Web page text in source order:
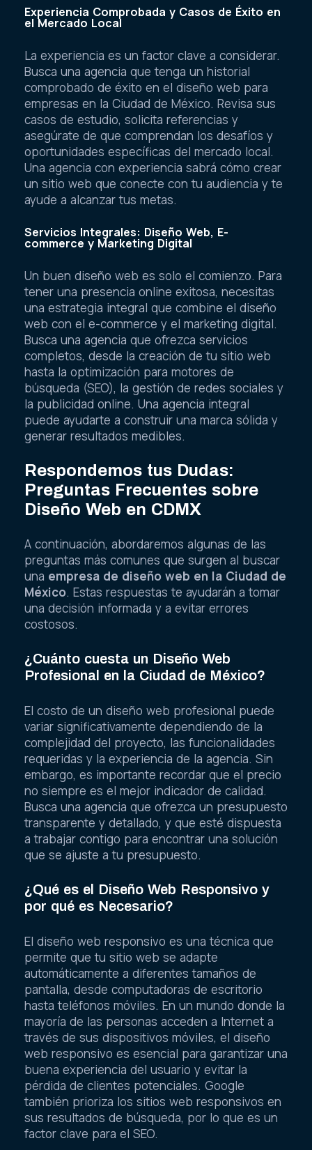
Experiencia Comprobada y Casos de Éxito en
el Mercado Local
La experiencia es un factor clave a considerar.
Busca una agencia que tenga un historial
comprobado de éxito en el diseño web para
empresas en la Ciudad de México. Revisa sus
casos de estudio, solicita referencias y
asegúrate de que comprendan los desafíos y
oportunidades específicas del mercado local.
Una agencia con experiencia sabrá cómo crear
un sitio web que conecte con tu audiencia y te
ayude a alcanzar tus metas.
Servicios Integrales: Diseño Web, E-
commerce y Marketing Digital
Un buen diseño web es solo el comienzo. Para
tener una presencia online exitosa, necesitas
una estrategia integral que combine el diseño
web con el e-commerce y el marketing digital.
Busca una agencia que ofrezca servicios
completos, desde la creación de tu sitio web
hasta la optimización para motores de
búsqueda (SEO), la gestión de redes sociales y
la publicidad online. Una agencia integral
puede ayudarte a construir una marca sólida y
generar resultados medibles.
Respondemos tus Dudas:
Preguntas Frecuentes sobre
Diseño Web en CDMX
A continuación, abordaremos algunas de las
preguntas más comunes que surgen al buscar
una empresa de diseño web en la Ciudad de
México. Estas respuestas te ayudarán a tomar
una decisión informada y a evitar errores
costosos.
¿Cuánto cuesta un Diseño Web
Profesional en la Ciudad de México?
El costo de un diseño web profesional puede
variar significativamente dependiendo de la
complejidad del proyecto, las funcionalidades
requeridas y la experiencia de la agencia. Sin
embargo, es importante recordar que el precio
no siempre es el mejor indicador de calidad.
Busca una agencia que ofrezca un presupuesto
transparente y detallado, y que esté dispuesta
a trabajar contigo para encontrar una solución
que se ajuste a tu presupuesto.
¿Qué es el Diseño Web Responsivo y
por qué es Necesario?
El diseño web responsivo es una técnica que
permite que tu sitio web se adapte
automáticamente a diferentes tamaños de
pantalla, desde computadoras de escritorio
hasta teléfonos móviles. En un mundo donde la
mayoría de las personas acceden a Internet a
través de sus dispositivos móviles, el diseño
web responsivo es esencial para garantizar una
buena experiencia del usuario y evitar la
pérdida de clientes potenciales. Google
también prioriza los sitios web responsivos en
sus resultados de búsqueda, por lo que es un
factor clave para el SEO.